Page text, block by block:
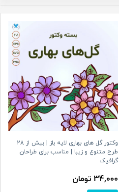
وکتور گل های بهاری لایه باز | بیش از 28
طرح متنوع و زیبا | مناسب برای طراحان
گرافیک
34,000 تومان